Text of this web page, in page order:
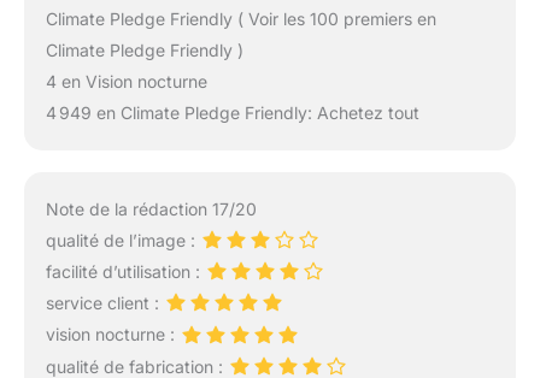
Climate Pledge Friendly ( Voir les 100 premiers en
Climate Pledge Friendly )
4 en Vision nocturne
4 949 en Climate Pledge Friendly: Achetez tout
Note de la rédaction 17/20
qualité de l’image :
facilité d’utilisation :
service client :
vision nocturne :
qualité de fabrication :